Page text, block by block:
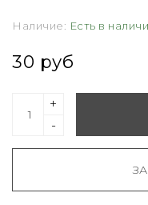
Наличие: Есть в
30 руб
-
+